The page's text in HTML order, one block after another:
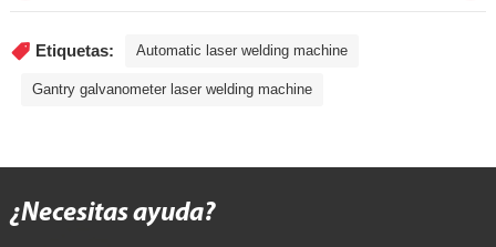
Etiquetas: Automatic laser welding machine
Gantry galvanometer laser welding machine
¿Necesitas ayuda?